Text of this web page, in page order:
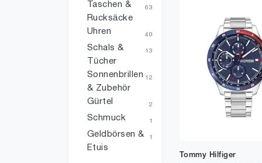
Taschen &
Rucksäcke
63
Uhren 40
Schals &
Tücher
13
Sonnenbrillen
& Zubehör
12
Gürtel 2
Schmuck 1
Geldbörsen &
Etuis
1
Tommy Hilfiger